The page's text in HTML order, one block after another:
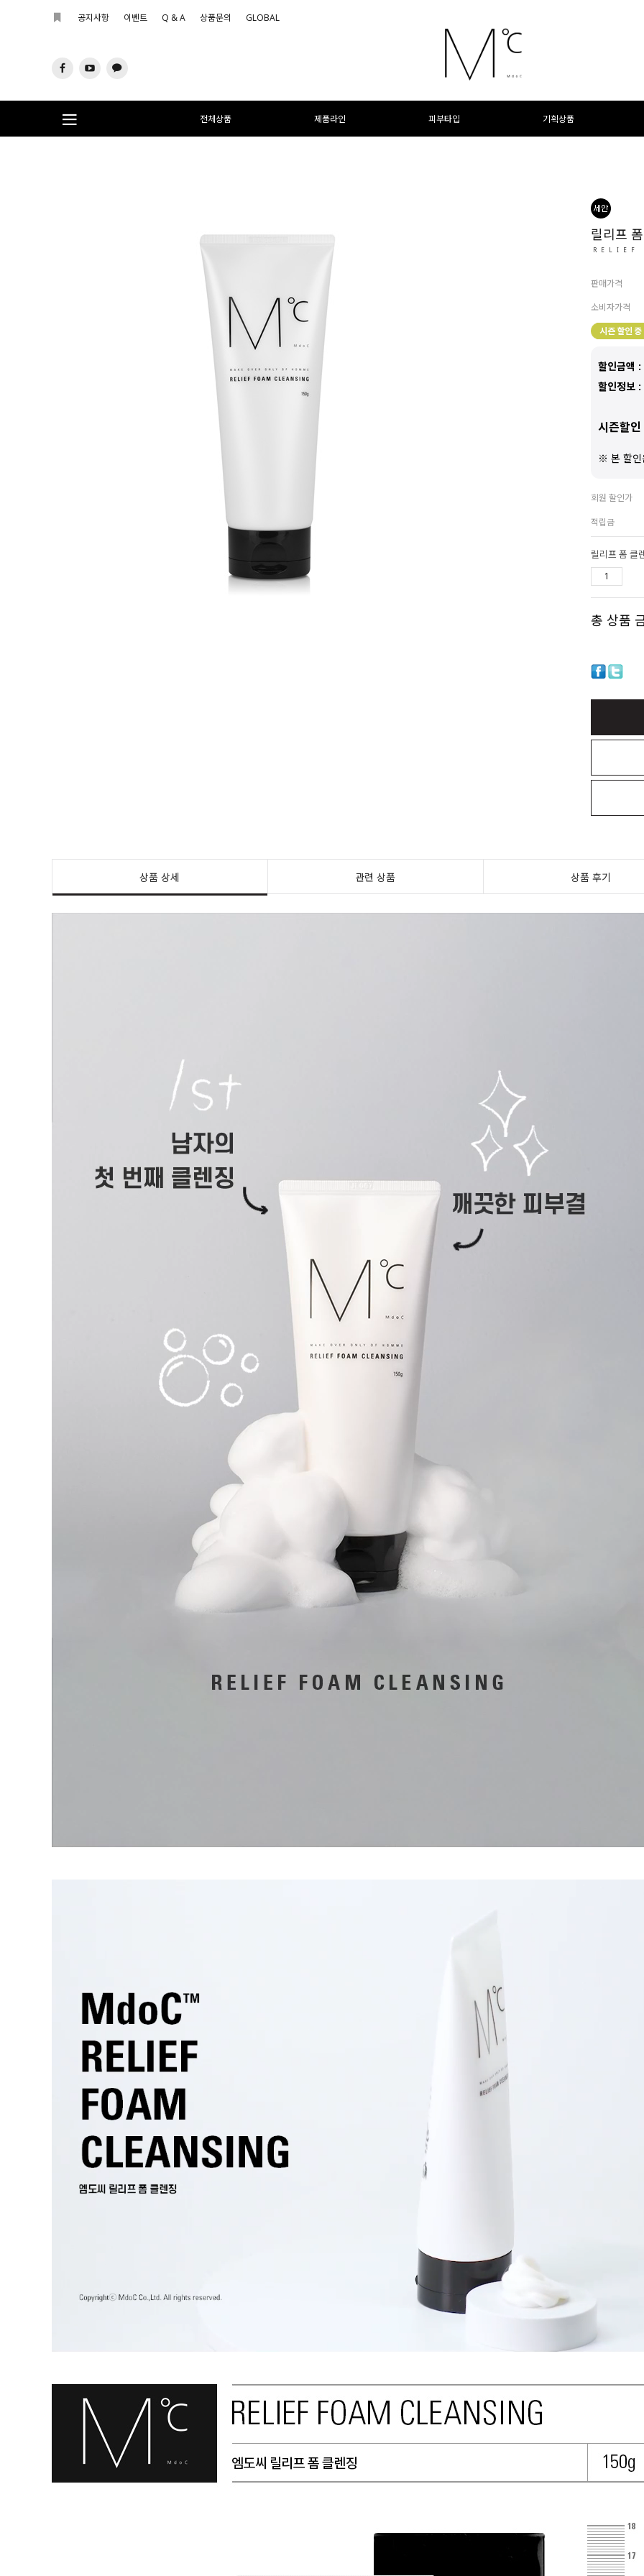
공지사항 이벤트 Q & A 상품문의 GLOBAL
전체상품 제품라인 피부타입 기획상품
릴리프
RELIEF
판매가격
소비자가격
할인금액 :
할인정보 :
시즌할
※ 본 할인
회원 할인가
적립금
릴리프 폼 클
총 상품
상품 상세 관련 상품 상품 후기